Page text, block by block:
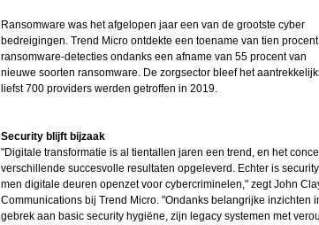
Ransomware was het afgelopen jaar een van de grootste cyber
bedreigingen. Trend Micro ontdekte een toename van tien
ransomware-detecties ondanks een afname van 55 procent van
nieuwe soorten ransomware. De zorgsector bleef het
liefst 700 providers werden getroffen in 2019.
Security blijft bijzaak
"Digitale transformatie is al tientallen jaren een trend, en het
verschillende succesvolle resultaten opgeleverd. Echter is
men digitale deuren openzet voor cybercriminelen," zegt John
Communications bij Trend Micro. "Ondanks belangrijke inzichten
gebrek aan basic security hygiëne, zijn legacy systemen met